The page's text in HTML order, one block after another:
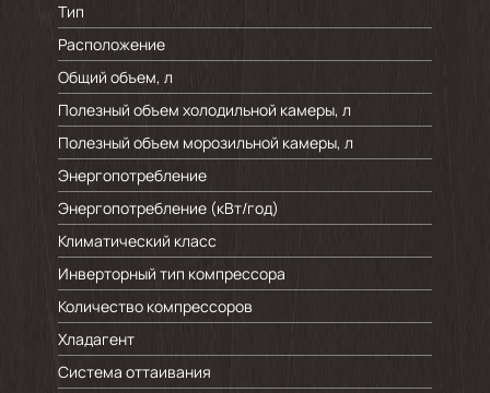
Тип
Расположение
Общий объем, л
Полезный объем холодильной камеры, л
Полезный объем морозильной камеры, л
Энергопотребление
Энергопотребление (кВт/год)
Климатический класс
Инверторный тип компрессора
Количество компрессоров
Хладагент
Система оттаивания